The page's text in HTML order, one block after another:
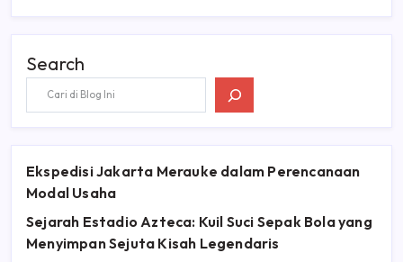
Search
Ekspedisi Jakarta Merauke dalam Perencanaan
Modal Usaha
Sejarah Estadio Azteca: Kuil Suci Sepak Bola yang
Menyimpan Sejuta Kisah Legendaris